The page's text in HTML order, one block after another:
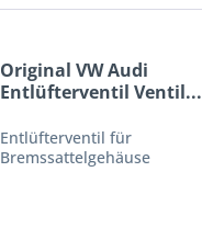
Original VW Audi
Entlüfterventil Ventil...
Entlüfterventil für
Bremssattelgehäuse